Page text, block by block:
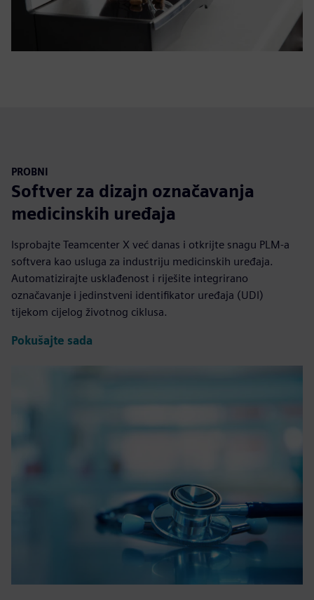
PROBNI
Softver za dizajn označavanja
medicinskih uređaja
Isprobajte Teamcenter X već danas i otkrijte snagu PLM-a
softvera kao usluga za industriju medicinskih uređaja.
Automatizirajte usklađenost i riješite integrirano
označavanje i jedinstveni identifikator uređaja (UDI)
tijekom cijelog životnog ciklusa.
Pokušajte sada